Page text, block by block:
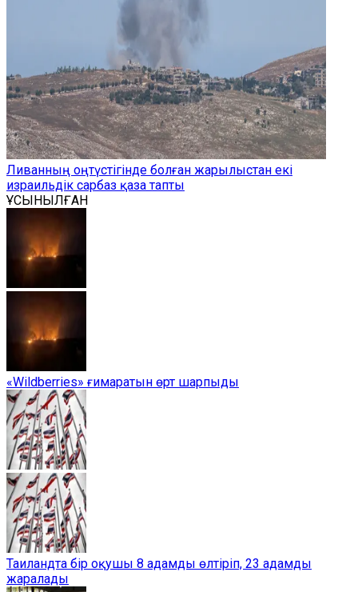
Ливанның оңтүстігінде болған жарылыстан екі
израильдік сарбаз қаза тапты
ҰСЫНЫЛҒАН
«Wildberries» ғимаратын өрт шарпыды
Таиландта бір оқушы 8 адамды өлтіріп, 23 адамды
жаралады